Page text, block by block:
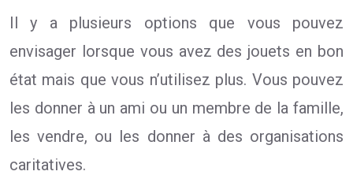
Il y a plusieurs options que vous pouvez
envisager lorsque vous avez des jouets en bon
état mais que vous n’utilisez plus. Vous pouvez
les donner à un ami ou un membre de la famille,
les vendre, ou les donner à des organisations
caritatives.